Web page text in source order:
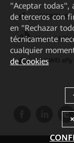
HUAWEI eKit
Huawei
HUAWEI eFly
"Aceptar todas",
de terceros con
en "Rechazar
técnicamente
cualquier
de Cookies